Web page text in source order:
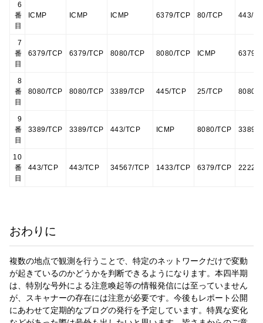
6
番
目
ICMP ICMP ICMP 6379/TCP 80/TCP 443/
7
番
目
6379/TCP 6379/TCP 8080/TCP 8080/TCP ICMP 6379/
8
番
目
8080/TCP 8080/TCP 3389/TCP 445/TCP 25/TCP 8080/
9
番
目
3389/TCP 3389/TCP 443/TCP ICMP 8080/TCP 3389/
10
番
目
443/TCP 443/TCP 34567/TCP 1433/TCP 6379/TCP 2222/
おわりに
複数の地点で観測を行うことで、特定のネットワークだけで変動
が起きているのかどうかを判断できるようになります。本四半期
は、特別な号外による注意喚起等の情報発信には至っていません
が、スキャナーの存在には注意が必要です。今後もレポート公開
にあわせて定期的なブログの発行を予定しています。特異な変化